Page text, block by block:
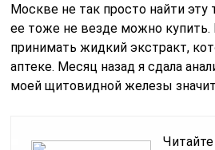
Москве не так просто найти эту
ее тоже не везде можно купить.
принимать жидкий экстракт,
аптеке. Месяц назад я сдала
моей щитовидной железы